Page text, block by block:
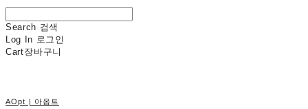
Search 검색
Log In 로그인
Cart장바구니
AOpt | 아옵트